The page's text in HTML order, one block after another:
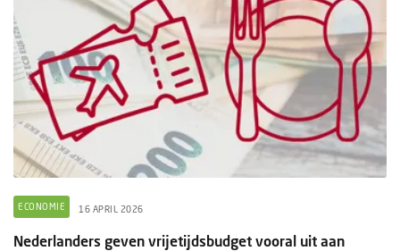
ECONOMIE 16 APRIL 2026
Nederlanders geven vrijetijdsbudget vooral uit aan